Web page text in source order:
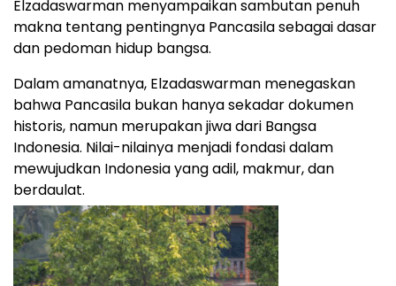
Elzadaswarman menyampaikan sambutan penuh
makna tentang pentingnya Pancasila sebagai dasar
dan pedoman hidup bangsa.
Dalam amanatnya, Elzadaswarman menegaskan
bahwa Pancasila bukan hanya sekadar dokumen
historis, namun merupakan jiwa dari Bangsa
Indonesia. Nilai-nilainya menjadi fondasi dalam
mewujudkan Indonesia yang adil, makmur, dan
berdaulat.